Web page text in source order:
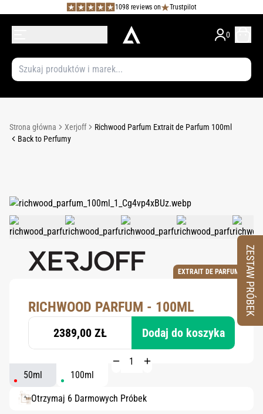
1098 reviews on Trustpilot
0
Strona główna Xerjoff
Richwood Parfum Extrait de Parfum 100ml
Back to Perfumy
EXTRAIT DE PARFUM
RICHWOOD PARFUM - 100ML
2389,00 ZŁ Dodaj do koszyka
50ml 100ml
Otrzymaj 6 Darmowych Próbek
ZESTAW PRÓBEK